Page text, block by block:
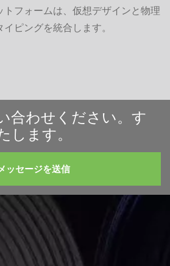
トフォームは、仮想デザインと物理
イピングを統合します。
合わせください。す
します。
ッセージを送信